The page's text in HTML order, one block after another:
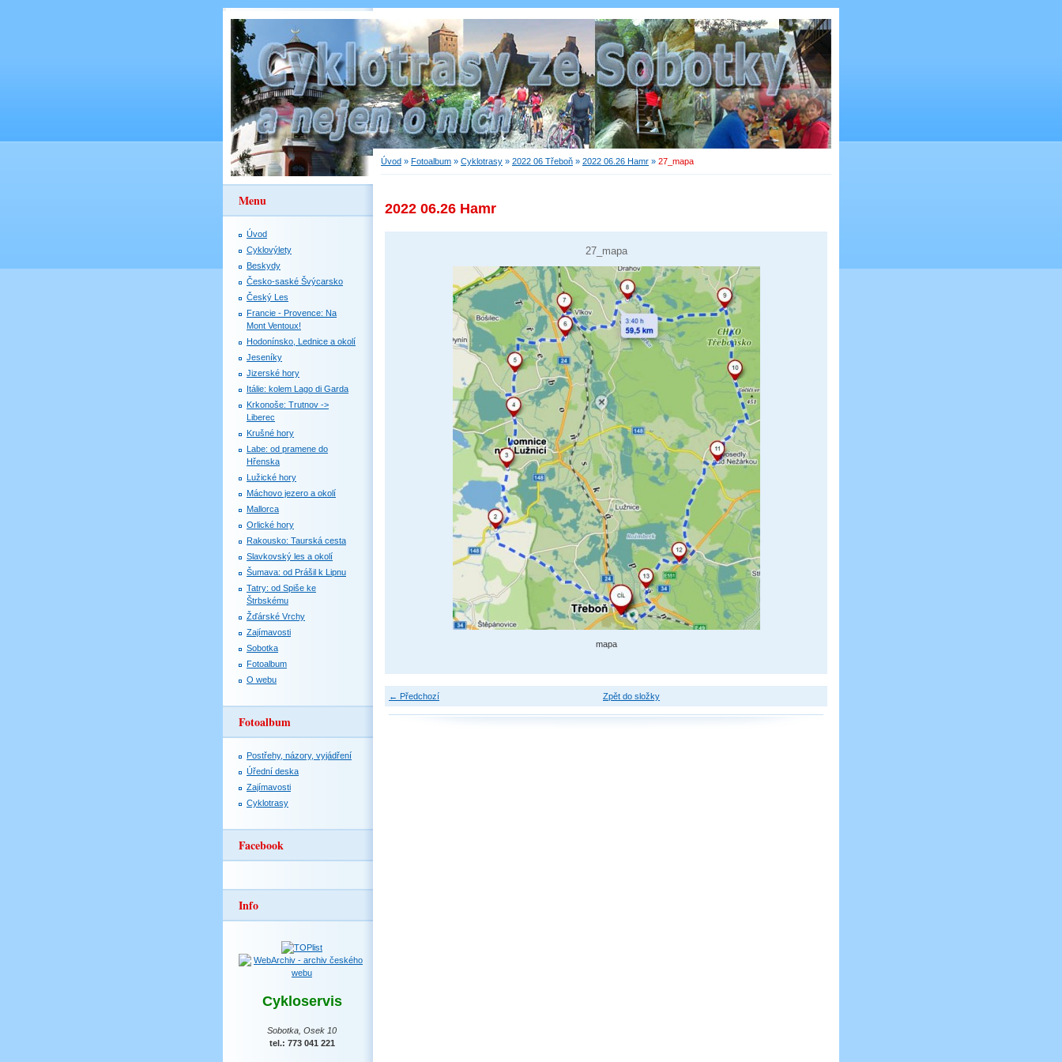
Úvod » Fotoalbum » Cyklotrasy » 2022 06 Třeboň » 2022 06.26 Hamr » 27_mapa
2022 06.26 Hamr
27_mapa
mapa
← Předchozí Zpět do složky
Menu
Úvod
Cyklovýlety
Beskydy
Česko-saské Švýcarsko
Český Les
Francie - Provence: Na
Mont Ventoux!
Hodonínsko, Lednice a okolí
Jeseníky
Jizerské hory
Itálie: kolem Lago di Garda
Krkonoše: Trutnov ->
Liberec
Krušné hory
Labe: od pramene do
Hřenska
Lužické hory
Máchovo jezero a okolí
Mallorca
Orlické hory
Rakousko: Taurská cesta
Slavkovský les a okolí
Šumava: od Prášil k Lipnu
Tatry: od Spiše ke
Štrbskému
Žďárské Vrchy
Zajímavosti
Sobotka
Fotoalbum
O webu
Fotoalbum
Postřehy, názory, vyjádření
Úřední deska
Zajímavosti
Cyklotrasy
Facebook
Info
Cykloservis
Sobotka, Osek 10
tel.: 773 041 221